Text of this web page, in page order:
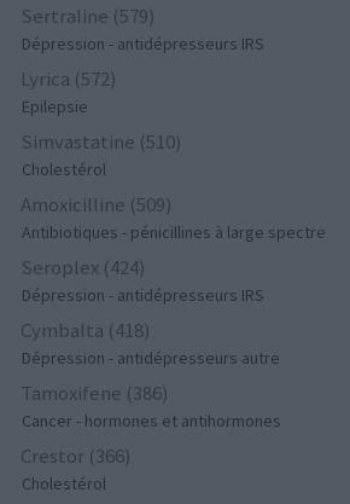
Sertraline (579)
Dépression - antidépresseurs IRS
Lyrica (572)
Epilepsie
Simvastatine (510)
Cholestérol
Amoxicilline (509)
Antibiotiques - pénicillines à large spectre
Seroplex (424)
Dépression - antidépresseurs IRS
Cymbalta (418)
Dépression - antidépresseurs autre
Tamoxifene (386)
Cancer - hormones et antihormones
Crestor (366)
Cholestérol